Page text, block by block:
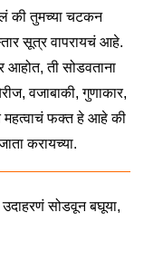
की तुमच्या चटकन
सूत्र वापरायचं आहे.
आहोत, ती सोडवताना
वजाबाकी, गुणाकार,
महत्वाचं फक्त हे आहे की
करायच्या.
सोडवून बघूया,